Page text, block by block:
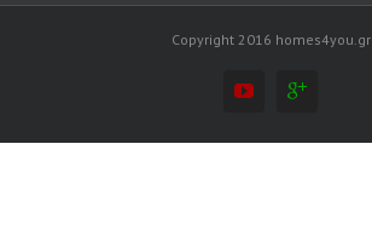
Copyright 2016 homes4you.gr